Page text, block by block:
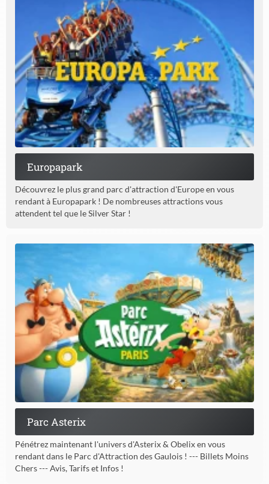
Europapark
Découvrez le plus grand parc d'attraction d'Europe en vous
rendant à Europapark ! De nombreuses attractions vous
attendent tel que le Silver Star !
Parc Asterix
Pénétrez maintenant l'univers d'Asterix & Obelix en vous
rendant dans le Parc d'Attraction des Gaulois ! --- Billets Moins
Chers --- Avis, Tarifs et Infos !